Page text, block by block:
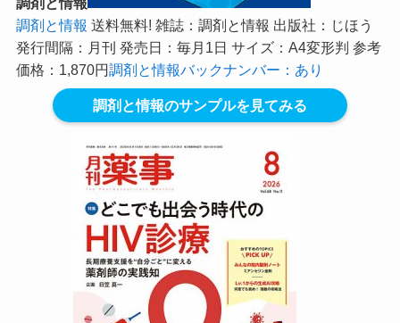
調剤と情報 送料無料! 雑誌：調剤と情報 出版社：じほう
発行間隔：月刊 発売日：毎月1日 サイズ：A4変形判 参考
価格：1,870円調剤と情報バックナンバー：あり
調剤と情報のサンプルを見てみる